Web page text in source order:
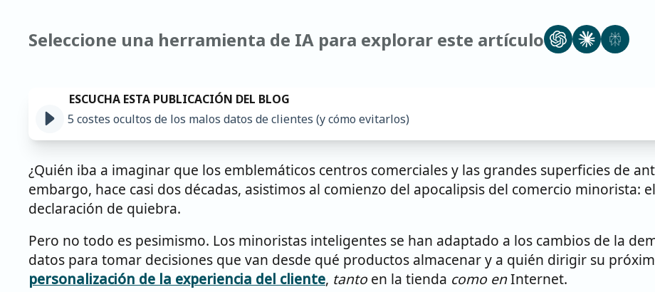
Seleccione una herramienta de IA para explorar este artículo
5 costes ocultos de los malos datos de clientes (y cómo evitarlos)
¿Quién iba a imaginar que los emblemáticos centros comerciales y las grandes superficies de
embargo, hace casi dos décadas, asistimos al comienzo del apocalipsis del comercio minorista:
declaración de quiebra.
Pero no todo es pesimismo. Los minoristas inteligentes se han adaptado a los cambios de la
datos para tomar decisiones que van desde qué productos almacenar y a quién dirigir su
personalización de la experiencia del cliente, tanto en la tienda como enInternet.